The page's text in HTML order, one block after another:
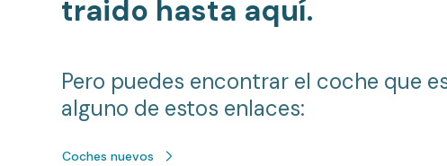
traido hasta aquí.
Pero puedes encontrar el coche que
alguno de estos enlaces:
Coches nuevos